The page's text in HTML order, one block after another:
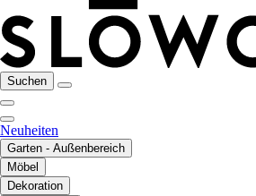
Suchen
Neuheiten
Garten - Außenbereich
Möbel
Dekoration